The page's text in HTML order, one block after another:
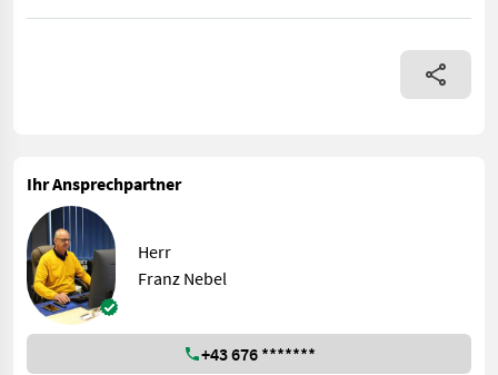
Zubehör:Wechselsystem,Kipper,8X2,Kipper,3 Achsen gelenkt.
Ihr Ansprechpartner
Herr
Franz Nebel
+43 676 *******